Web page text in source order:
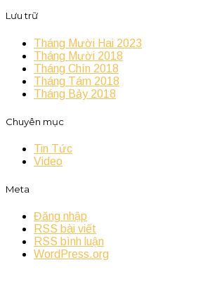
Lưu trữ
Tháng Mười Hai 2023
Tháng Mười 2018
Tháng Chín 2018
Tháng Tám 2018
Tháng Bảy 2018
Chuyên mục
Tin Tức
Video
Meta
Đăng nhập
RSS bài viết
RSS bình luận
WordPress.org